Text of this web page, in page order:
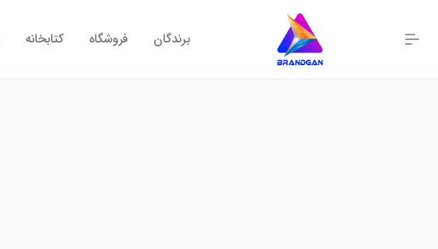
برندگان فروشگاه کتابخانه